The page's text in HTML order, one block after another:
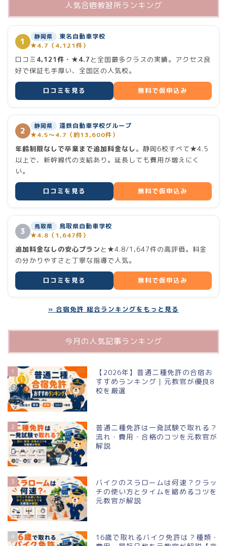
人気合宿教習所ランキング
1 静岡県
東名自動車学校
★4.7（4,121件）
口コミ4,121件・★4.7 と全国最多クラスの実績。アクセス良
好で保証も手厚い、全国区の人気校。
口コミを見る 無料で仮申込み
2 静岡県
遠鉄自動車学校グループ
★4.5〜4.7（約13,600件）
年齢制限なしで卒業まで追加料金なし。静岡6校すべて★4.5
以上で、新幹線代の支給あり。延長しても費用が増えにく
い。
口コミを見る 無料で仮申込み
3 鳥取県
鳥取県自動車学校
★4.8（1,647件）
追加料金なしの安心プラン と★4.8/1,647件の高評価。料金
の分かりやすさと丁寧な指導で人気。
口コミを見る 無料で仮申込み
» 合宿免許 総合ランキングをもっと見る
今月の人気記事ランキング
1
【2026年】普通二種免許の合宿お
すすめランキング｜元教官が優良8
校を厳選
2
普通二種免許は一発試験で取れる？
流れ・費用・合格のコツを元教官が
解説
3
バイクのスラロームは何速？クラッ
チの使い方とタイムを縮めるコツを
元教官が解説
4
16歳で取れるバイク免許は？種類・
合宿免許 総合ランキング
普通二輪（バイク）
大型二輪
小型二輪
中型二種
牽引・大特
料金が安い順
エリアから探す（一覧）